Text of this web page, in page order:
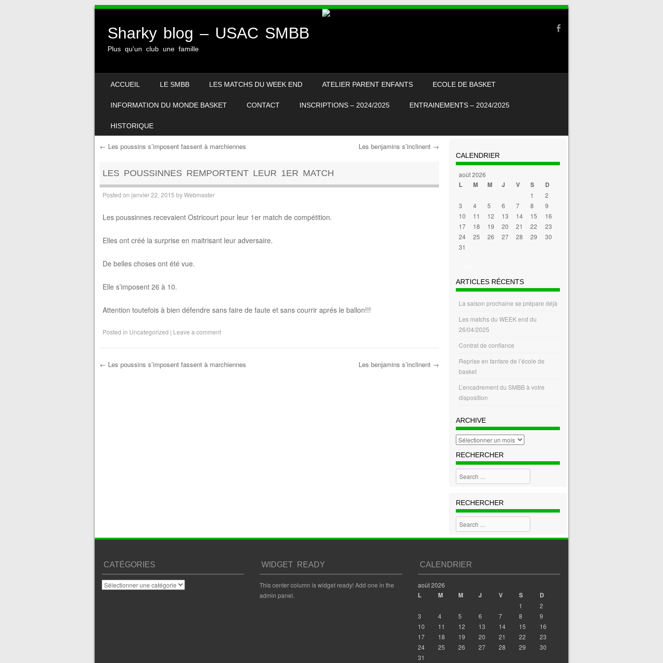
Sharky blog – USAC SMBB
Plus qu'un club une famille
ACCUEIL LE SMBB LES MATCHS DU WEEK END ATELIER PARENT ENFANTS ECOLE DE BASKET
INFORMATION DU MONDE BASKET CONTACT INSCRIPTIONS – 2024/2025 ENTRAINEMENTS – 2024/2025
HISTORIQUE
Post navigation
← Les poussins s’imposent fassent à marchiennes Les benjamins s’inclinent →
LES POUSSINNES REMPORTENT LEUR 1ER MATCH
Posted on janvier 22, 2015 byWebmaster
Les poussinnes recevaient Ostricourt pour leur 1er match de compétition.
Elles ont créé la surprise en maitrisant leur adversaire.
De belles choses ont été vue.
Elle s’imposent 26 à 10.
Attention toutefois à bien défendre sans faire de faute et sans courrir aprés le ballon!!!
Posted in Uncategorized | Leave a comment
← Les poussins s’imposent fassent à marchiennes Les benjamins s’inclinent →
CALENDRIER
août 2026
L M M J V S D
1
2
3
4 5 6 7 8
9
10
11 12 13 14 15
16
17
18 19 20 21 22
23
24
25 26 27 28 29
30
31
ARTICLES RÉCENTS
La saison prochaine se prépare déjà
Les matchs du WEEK end du
26/04/2025
Contrat de confiance
Reprise en fanfare de l’école de
basket
L’encadrement du SMBB à votre
disposition
ARCHIVE
archive
RECHERCHER
Search
RECHERCHER
Search
CATÉGORIES
Catégories
WIDGET READY
This center column is widget ready! Add one in the
admin panel.
CALENDRIER
août 2026
L M M J V S D
1
2
3
4 5 6 7 8
9
10
11 12 13 14 15
16
17
18 19 20 21 22
23
24
25 26 27 28 29
30
31